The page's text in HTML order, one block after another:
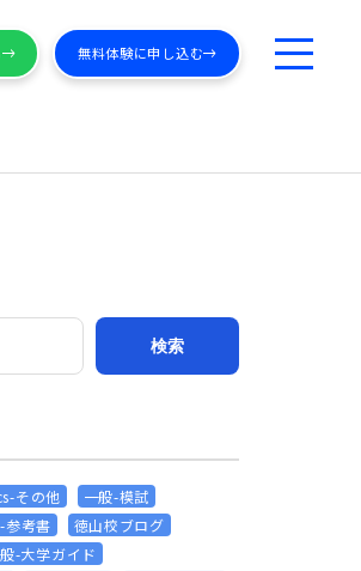
無料体験に申し込む
その他
一般-模試
参考書
徳山校ブログ
-大学ガイド